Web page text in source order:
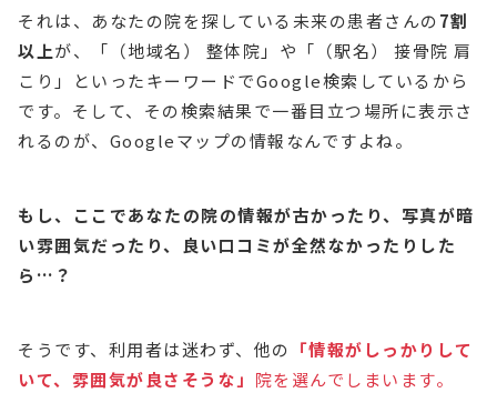
それは、あなたの院を探している未来の患者さんの7割
以上が、「（地域名） 整体院」や「（駅名） 接骨院 肩
こり」といったキーワードでGoogle検索しているから
です。そして、その検索結果で一番目立つ場所に表示さ
れるのが、Googleマップの情報なんですよね。
もし、ここであなたの院の情報が古かったり、写真が暗
い雰囲気だったり、良い口コミが全然なかったりした
ら…？
そうです、利用者は迷わず、他の 「情報がしっかりして
いて、雰囲気が良さそうな」 院を選んでしまいます。